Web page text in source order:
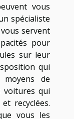
vous
spécialiste
servent
pour
sur leur
qui
de
voitures qui
recyclées.
vous les